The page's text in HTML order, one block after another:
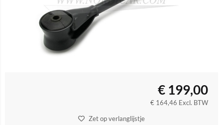
€ 199,00
€ 164,46 Excl. BTW
Zet op verlanglijstje